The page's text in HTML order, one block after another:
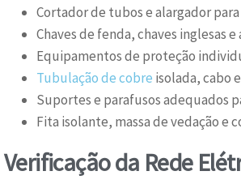
Cortador de tubos e alargador
Chaves de fenda, chaves inglesas
Equipamentos de proteção
Tubulação de cobre isolada, cabo
Suportes e parafusos adequados
Fita isolante, massa de vedação e
Verificação da Rede